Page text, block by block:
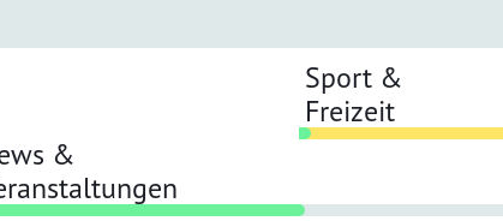
&
Sport &
Freizeit